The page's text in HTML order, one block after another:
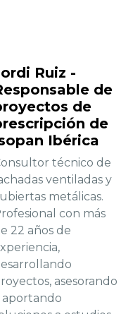
Ruiz -
de
de
de
Ibérica
técnico de
ventiladas y
metálicas.
con más
22 años de
asesorando
aportando